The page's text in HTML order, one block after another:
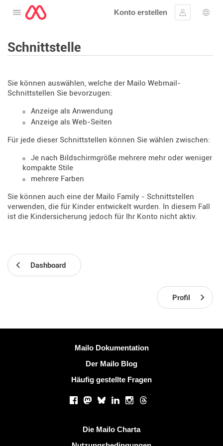
Öffnen Sie das Menü
Konto erstellen
Anmelden
Schnittstelle
Sie können auswählen, welche der Mailo Webmail-
Schnittstellen Sie bevorzugen:
Anzeige als Anwendung
Anzeige als Web-Seiten
Für jede dieser Schnittstellen können Sie wählen zwischen:
Je nach Bildschirmgröße mehrere mehr oder weniger
kompakte Stile
mehrere Farben
Sie können auch eine der Mailo Family - Schnittstellen
verwenden, die für Kinder entwickelt wurden. In diesem Fall
ist die Kindersicherung jedoch für Ihr Konto nicht aktiv.
Dashboard
Profil
Weitere InformationMailo Dokumentation
Der Mailo Blog
Häufig gestellte Fragen
Facebook
Mastodon
BlueskyLinkedInInstagram
Threads
Die Mailo Charta